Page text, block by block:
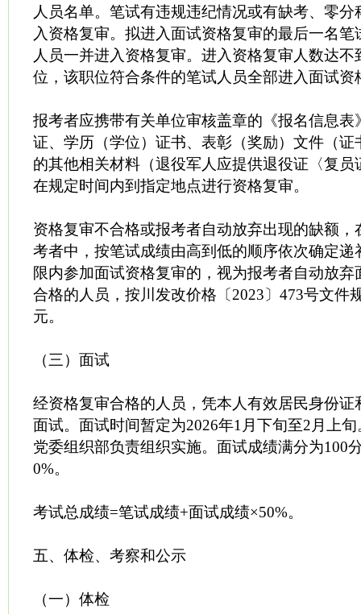
人员名单。笔试有违规违纪情况或有缺考、零
入资格复审。拟进入面试资格复审的最后一名
人员一并进入资格复审。进入资格复审人数达不
位，该职位符合条件的笔试人员全部进入面试资
报考者应携带有关单位审核盖章的《报名信息表
证、学历（学位）证书、表彰（奖励）文件（证
的其他相关材料（退役军人应提供退役证〈复员
在规定时间内到指定地点进行资格复审。
资格复审不合格或报考者自动放弃出现的缺额，
考者中，按笔试成绩由高到低的顺序依次确定递
限内参加面试资格复审的，视为报考者自动放
合格的人员，按川发改价格〔2023〕473号文件
元。
（三）面试
经资格复审合格的人员，凭本人有效居民身份证
面试。面试时间暂定为2026年1月下旬至2月上
党委组织部负责组织实施。面试成绩满分为100
0%。
考试总成绩=笔试成绩+面试成绩×50%。
五、体检、考察和公示
（一）体检